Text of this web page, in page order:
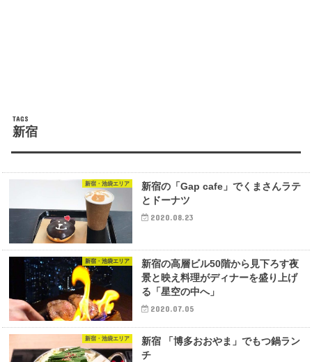
新宿
新宿・池袋エリア
新宿の「Gap cafe」でくまさんラテ
とドーナツ
2020.08.23
新宿・池袋エリア
新宿の高層ビル50階から見下ろす夜
景と映え料理がディナーを盛り上げ
る「星空の中へ」
2020.07.05
新宿・池袋エリア
新宿 「博多おおやま」でもつ鍋ラン
チ